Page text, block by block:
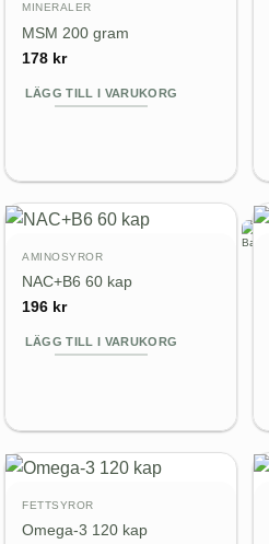
MINERALER
MSM 200 gram
178 kr
LÄGG TILL I VARUKORG
AMINOSYROR
NAC+B6 60 kap
196 kr
LÄGG TILL I VARUKORG
FETTSYROR
Omega-3 120 kap